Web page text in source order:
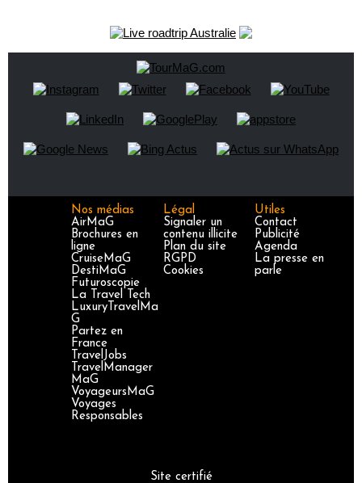
Nos médias
AirMaG
Brochures en
ligne
CruiseMaG
DestiMaG
Futuroscopie
La Travel Tech
LuxuryTravelMa
G
Partez en
France
TravelJobs
TravelManager
MaG
VoyageursMaG
Voyages
Responsables
Légal
Signaler un
contenu illicite
Plan du site
RGPD
Cookies
Utiles
Contact
Publicité
Agenda
La presse en
parle
Site certifié